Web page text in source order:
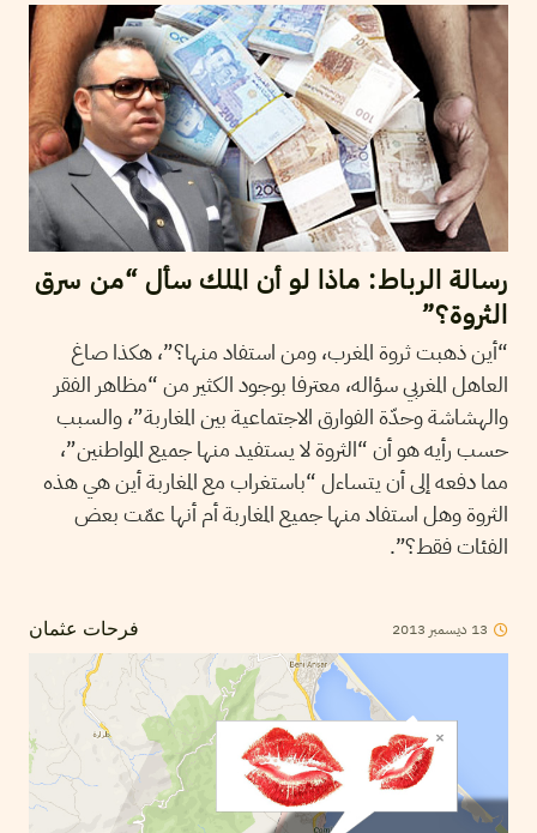
رسالة الرباط: ماذا لو أن الملك سأل “من سرق
الثروة؟”
“أين ذهبت ثروة المغرب، ومن استفاد منها؟”، هكذا صاغ
العاهل المغربي سؤاله، معترفا بوجود الكثير من “مظاهر الفقر
والهشاشة وحدّة الفوارق الاجتماعية بين المغاربة”، والسبب
حسب رأيه هو أن “الثروة لا يستفيد منها جميع المواطنين”،
مما دفعه إلى أن يتساءل “باستغراب مع المغاربة أين هي هذه
الثروة وهل استفاد منها جميع المغاربة أم أنها عمّت بعض
الفئات فقط؟”.
فرحات عثمان 13 ديسمبر 2013